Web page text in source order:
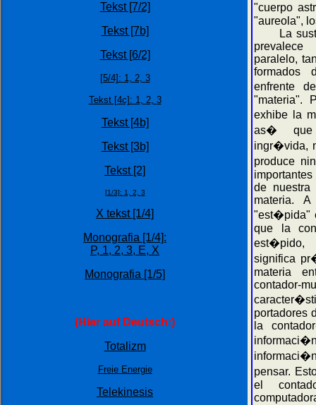
Tekst [7/2]
Tekst [7b]
Tekst [6/2]
[5/4]: 1, 2, 3
Tekst [4c]: 1, 2, 3
Tekst [4b]
Tekst [3b]
Tekst [2]
[1/3]: 1, 2, 3
X tekst [1/4]
Monografia [1/4]:
P, 1, 2, 3, E, X
Monografia [1/5]
(Hier auf Deutsch:)
Totalizm
Freie Energie
Telekinesis
"cuerpo
"aureola",
La
paralelo,
formados
enfrente
"materia".
exhibe la
as� que
ingr�vida,
produce
de nuestra
materia.
"est�pida"
que la
est�pido,
significa
materia
portadores
la
pensar.
el